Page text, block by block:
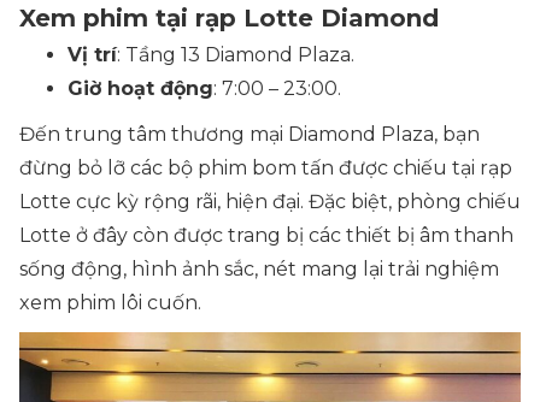
Xem phim tại rạp Lotte Diamond
Vị trí: Tầng 13 Diamond Plaza.
Giờ hoạt động: 7:00 – 23:00.
Đến trung tâm thương mại Diamond Plaza, bạn
đừng bỏ lỡ các bộ phim bom tấn được chiếu tại rạp
Lotte cực kỳ rộng rãi, hiện đại. Đặc biệt, phòng chiếu
Lotte ở đây còn được trang bị các thiết bị âm thanh
sống động, hình ảnh sắc, nét mang lại trải nghiệm
xem phim lôi cuốn.